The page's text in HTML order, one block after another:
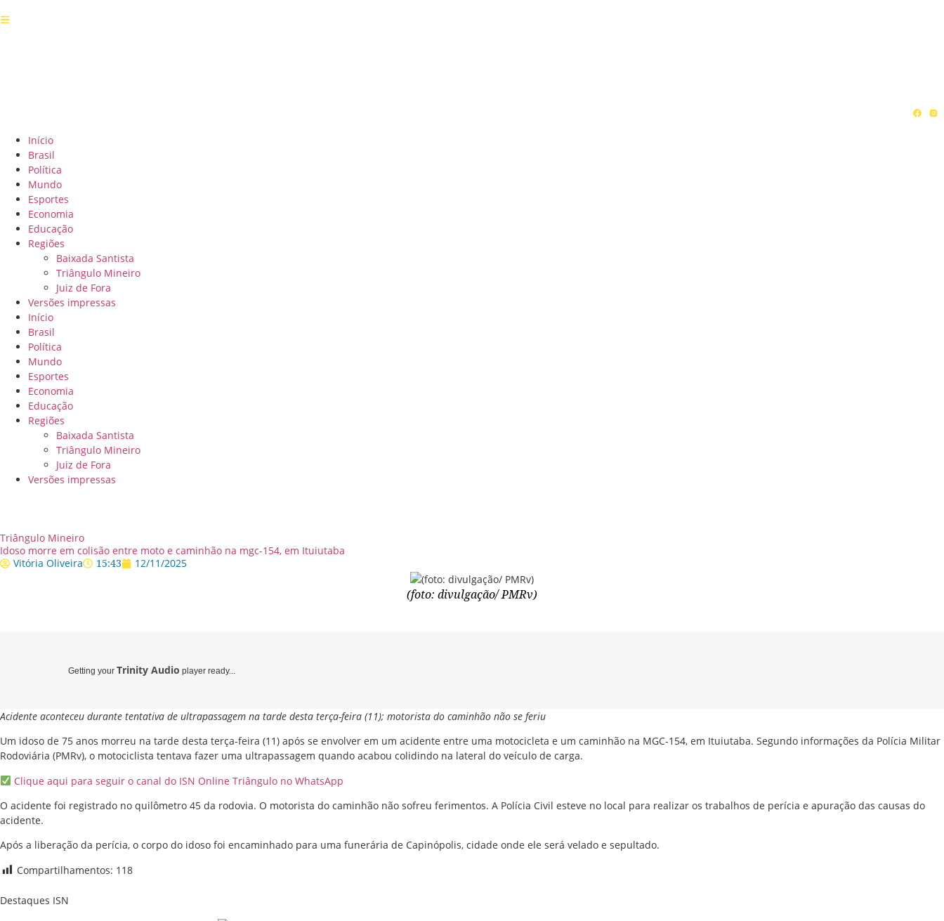
Início
Brasil
Política
Mundo
Esportes
Economia
Educação
Regiões
Baixada Santista
Triângulo Mineiro
Juiz de Fora
Versões impressas
Início
Brasil
Política
Mundo
Esportes
Economia
Educação
Regiões
Baixada Santista
Triângulo Mineiro
Juiz de Fora
Versões impressas
Triângulo Mineiro
Idoso morre em colisão entre moto e caminhão na mgc-154, em Ituiutaba
Vitória Oliveira
15:43 12/11/2025
(foto: divulgação/ PMRv)
Getting your Trinity Audio player ready...
Acidente aconteceu durante tentativa de ultrapassagem na tarde desta terça-feira (11); motorista do caminhão não se feriu
Um idoso de 75 anos morreu na tarde desta terça-feira (11) após se envolver em um acidente entre uma motocicleta e um caminhão na MGC-154, em Ituiutaba. Segundo informações da Polícia Militar
Rodoviária (PMRv), o motociclista tentava fazer uma ultrapassagem quando acabou colidindo na lateral do veículo de carga.
Clique aqui para seguir o canal do ISN Online Triângulo no WhatsApp
O acidente foi registrado no quilômetro 45 da rodovia. O motorista do caminhão não sofreu ferimentos. A Polícia Civil esteve no local para realizar os trabalhos de perícia e apuração das causas do
acidente.
Após a liberação da perícia, o corpo do idoso foi encaminhado para uma funerária de Capinópolis, cidade onde ele será velado e sepultado.
Compartilhamentos: 118
Destaques ISN